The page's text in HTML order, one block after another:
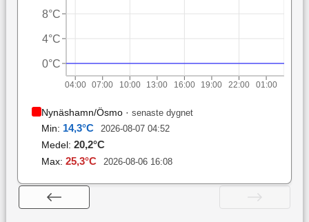
04:00 07:00 10:00 13:00 16:00 19:00 22:00 01:00
0°C
4°C
8°C
Nynäshamn/Ösmo· senaste dygnet
Min: 14,3°C 2026-08-07 04:52
Medel: 20,2°C
Max: 25,3°C 2026-08-06 16:08